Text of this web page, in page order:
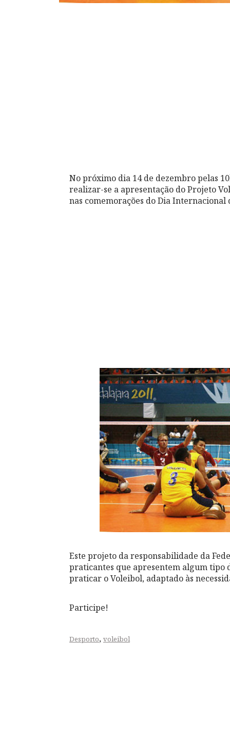
No próximo dia 14 de dezembro pelas
realizar-se a apresentação do Projeto
nas comemorações do Dia Internacional
Este projeto da responsabilidade da
praticantes que apresentem algum tipo
praticar o Voleibol, adaptado às
Participe!
Desporto, voleibol